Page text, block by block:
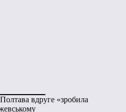
Полтава вдруге «зробила